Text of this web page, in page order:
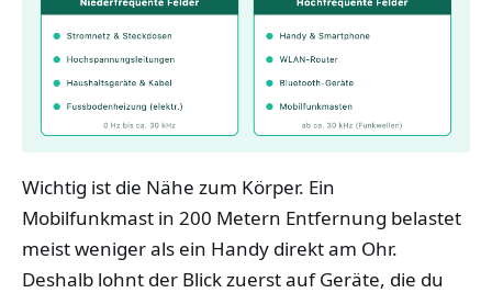
Wichtig ist die Nähe zum Körper. Ein
Mobilfunkmast in 200 Metern Entfernung belastet
meist weniger als ein Handy direkt am Ohr.
Deshalb lohnt der Blick zuerst auf Geräte, die du